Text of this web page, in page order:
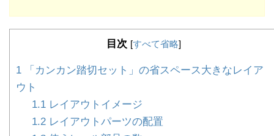
目次 [すべて省略]
1 「カンカン踏切セット」の省スペース大きなレイア
ウト
1.1レイアウトイメージ
1.2レイアウトパーツの配置